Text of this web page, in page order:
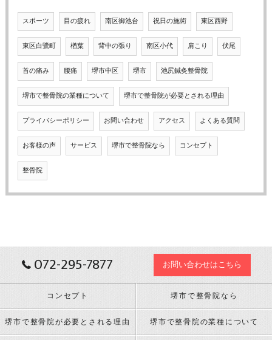
スポーツ 目の疲れ 南区御池台 祝日の施術 東区西野
東区白鷺町 楢葉 背中の張り 南区小代 肩こり 伏尾
首の痛み 腰痛 堺市中区 堺市 池尻鍼灸整骨院
堺市で整骨院の業種について 堺市で整骨院が必要とされる理由
プライバシーポリシー お問い合わせ アクセス よくある質問
お客様の声 サービス 堺市で整骨院なら コンセプト
整骨院
072-295-7877 お問い合わせはこちら
コンセプト 堺市で整骨院なら
堺市で整骨院が必要とされる理由 堺市で整骨院の業種について